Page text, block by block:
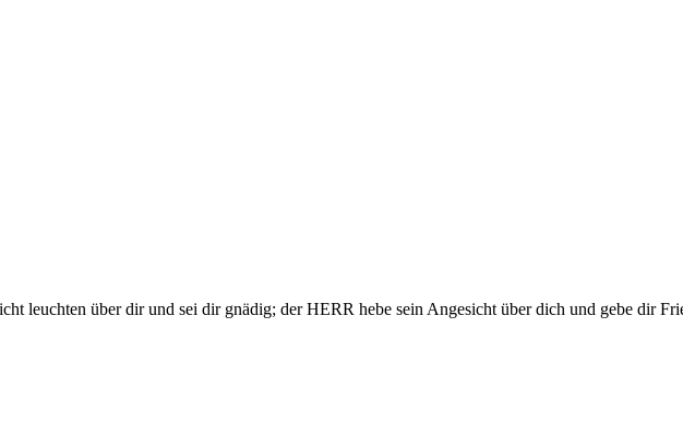
leuchten über dir und sei dir gnädig; der HERR hebe sein Angesicht über dich und gebe dir